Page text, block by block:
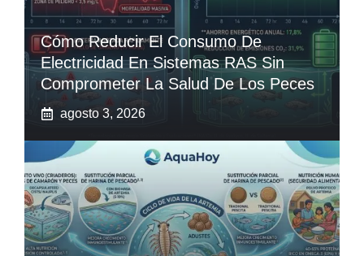
Cómo Reducir El Consumo De
Electricidad En Sistemas RAS Sin
Comprometer La Salud De Los Peces
agosto 3, 2026